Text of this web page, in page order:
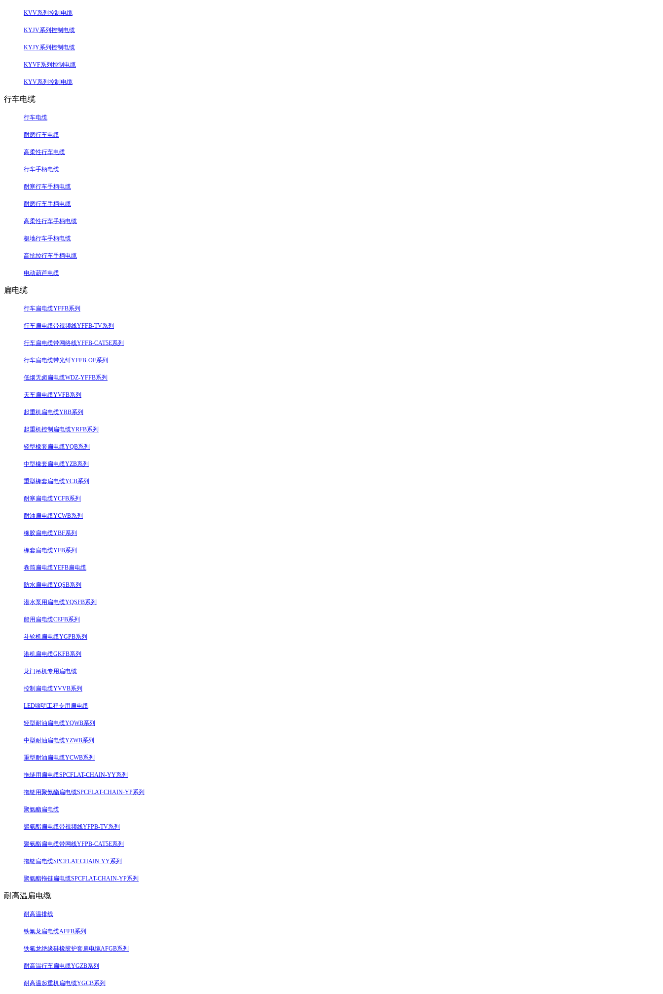
KVV系列控制电缆
KYJV系列控制电缆
KYJY系列控制电缆
KYVF系列控制电缆
KYV系列控制电缆
行车电缆
行车电缆
耐磨行车电缆
高柔性行车电缆
行车手柄电缆
耐寒行车手柄电缆
耐磨行车手柄电缆
高柔性行车手柄电缆
极地行车手柄电缆
高抗拉行车手柄电缆
电动葫芦电缆
扁电缆
行车扁电缆YFFB系列
行车扁电缆带视频线YFFB-TV系列
行车扁电缆带网络线YFFB-CAT5E系列
行车扁电缆带光纤YFFB-OF系列
低烟无卤扁电缆WDZ-YFFB系列
天车扁电缆YVFB系列
起重机扁电缆YRB系列
起重机控制扁电缆YRFB系列
轻型橡套扁电缆YQB系列
中型橡套扁电缆YZB系列
重型橡套扁电缆YCB系列
耐寒扁电缆YCFB系列
耐油扁电缆YCWB系列
橡胶扁电缆YBF系列
橡套扁电缆YFB系列
卷筒扁电缆YEFB扁电缆
防水扁电缆YQSB系列
潜水泵用扁电缆YQSFB系列
船用扁电缆CEFB系列
斗轮机扁电缆YGPB系列
港机扁电缆GKFB系列
龙门吊机专用扁电缆
控制扁电缆YVVB系列
LED照明工程专用扁电缆
轻型耐油扁电缆YQWB系列
中型耐油扁电缆YZWB系列
重型耐油扁电缆YCWB系列
拖链用扁电缆SPCFLAT-CHAIN-YY系列
拖链用聚氨酯扁电缆SPCFLAT-CHAIN-YP系列
聚氨酯扁电缆
聚氨酯扁电缆带视频线YFPB-TV系列
聚氨酯扁电缆带网线YFPB-CAT5E系列
拖链扁电缆SPCFLAT-CHAIN-YY系列
聚氨酯拖链扁电缆SPCFLAT-CHAIN-YP系列
耐高温扁电缆
耐高温排线
铁氟龙扁电缆AFFB系列
铁氟龙绝缘硅橡胶护套扁电缆AFGB系列
耐高温行车扁电缆YGZB系列
耐高温起重机扁电缆YGCB系列